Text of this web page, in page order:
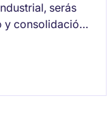
serás
y consolidación
y de
rural.